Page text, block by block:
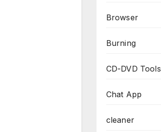
Browser
Burning
CD-DVD Tools
Chat App
cleaner